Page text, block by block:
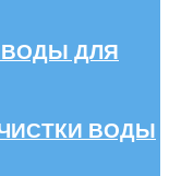
ДЛЯ
ВОДЫ